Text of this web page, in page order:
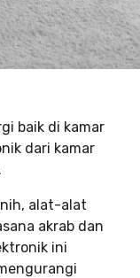
baik di kamar
dari kamar
alat-alat
akrab dan
ini